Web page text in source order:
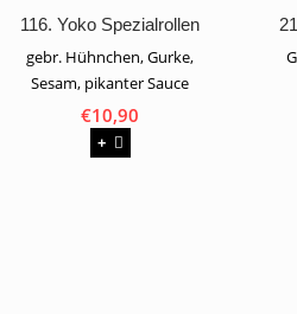
116. Yoko Spezialrollen
gebr. Hühnchen, Gurke,
Sesam, pikanter Sauce
€10,90
+